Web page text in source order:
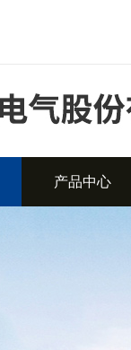
产品中心